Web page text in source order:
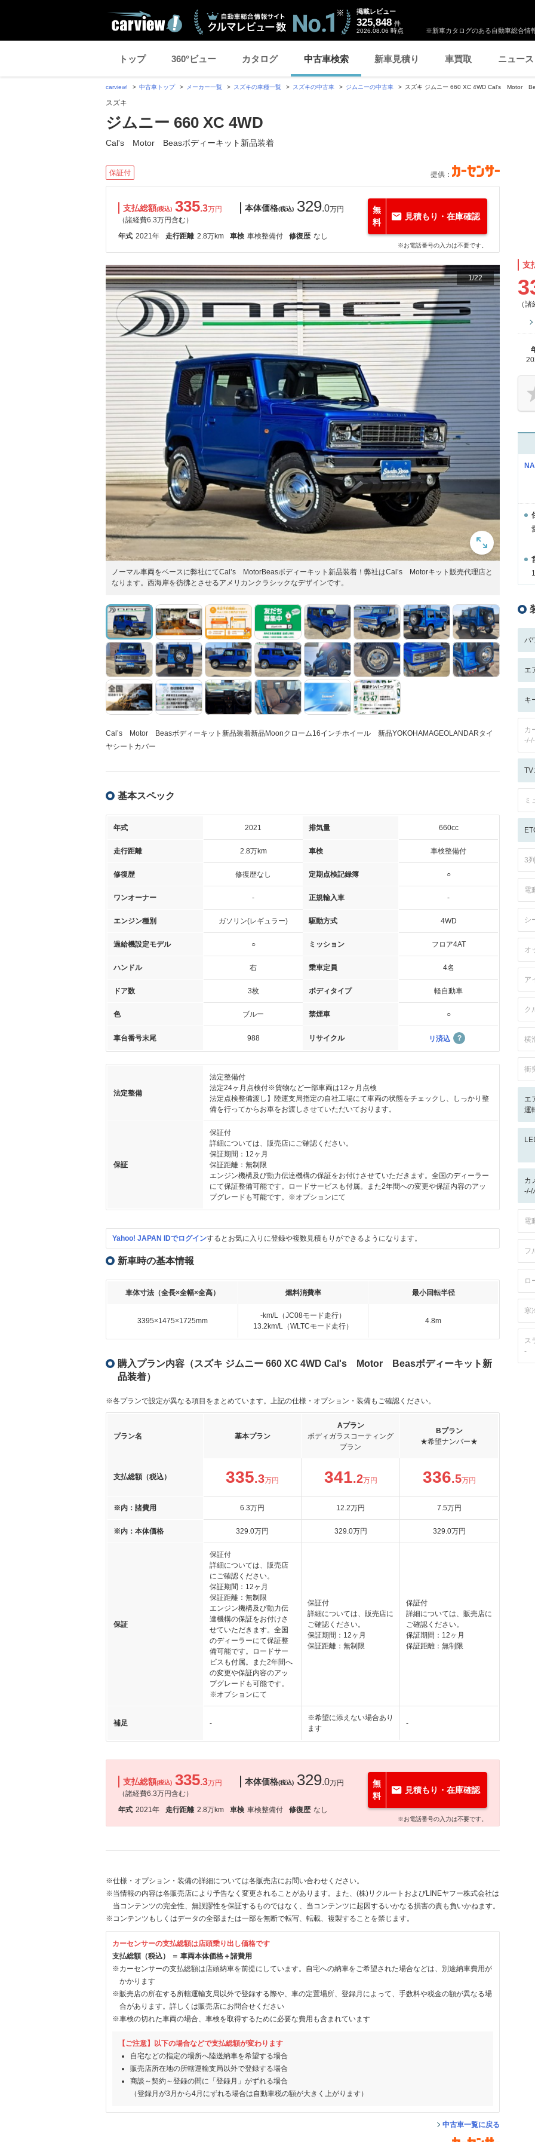
※新車カタログのある自動車総合情
掲載レビュー
325,848 件
2026.08.06 時点
トップ 360°ビュー カタログ 中古車検索 新車見積り 車買取 ニュース
carview! 中古車トップ メーカー一覧 スズキの車種一覧 スズキの中古車 ジムニーの中古車 スズキ ジムニー 660 XC 4WD Cal's Motor
スズキ
ジムニー 660 XC 4WD
Cal's Motor Beasボディーキット新品装着
保証付 提供：
支払総額(税込) 335.3万円
（諸経費6.3万円含む）
本体価格(税込) 329.0万円
年式 2021年 走行距離 2.8万km 車検 車検整備付 修復歴 なし
無
料
見積もり・在庫確認
※お電話番号の入力は不要です。
1/22
ノーマル車両をベースに弊社にてCal’s MotorBeasボディーキット新品装着！弊社はCal’s Motorキット販売代理店と
なります。西海岸を彷彿とさせるアメリカンクラシックなデザインです。
Cal’s Motor Beasボディーキット新品装着新品Moonクローム16インチホイール 新品YOKOHAMAGEOLANDARタイ
ヤシートカバー
基本スペック
年式 2021 排気量 660cc
走行距離 2.8万km 車検 車検整備付
修復歴 修復歴なし 定期点検記録簿 ○
ワンオーナー - 正規輸入車 -
エンジン種別 ガソリン(レギュラー) 駆動方式 4WD
過給機設定モデル ○ ミッション フロア4AT
ハンドル 右 乗車定員 4名
ドア数 3枚 ボディタイプ 軽自動車
色 ブルー 禁煙車 ○
車台番号末尾 988 リサイクル リ済込
法定整備
法定整備付
法定24ヶ月点検付※貨物など一部車両は12ヶ月点検
法定点検整備渡し】陸運支局指定の自社工場にて車両の状態をチェックし、しっかり整
備を行ってからお車をお渡しさせていただいております。
保証
保証付
詳細については、販売店にご確認ください。
保証期間：12ヶ月
保証距離：無制限
エンジン機構及び動力伝達機構の保証をお付けさせていただきます。全国のディーラー
にて保証整備可能です。ロードサービスも付属。また2年間への変更や保証内容のアッ
プグレードも可能です。※オプションにて
Yahoo! JAPAN IDでログインするとお気に入りに登録や複数見積もりができるようになります。
新車時の基本情報
車体寸法（全長×全幅×全高） 燃料消費率 最小回転半径
3395×1475×1725mm
-km/L（JC08モード走行）
13.2km/L（WLTCモード走行）
4.8m
購入プラン内容（スズキ ジムニー 660 XC 4WD Cal's Motor Beasボディーキット新
品装着）
※各プランで設定が異なる項目をまとめています。上記の仕様・オプション・装備もご確認ください。
プラン名 基本プラン
Aプラン
ボディガラスコーティング
プラン
Bプラン
★希望ナンバー★
支払総額（税込） 335.3万円 341.2万円 336.5万円
※内：諸費用 6.3万円 12.2万円 7.5万円
※内：本体価格 329.0万円 329.0万円 329.0万円
保証
保証付
詳細については、販売店
にご確認ください。
保証期間：12ヶ月
保証距離：無制限
エンジン機構及び動力伝
達機構の保証をお付けさ
せていただきます。全国
のディーラーにて保証整
備可能です。ロードサー
ビスも付属。また2年間へ
の変更や保証内容のアッ
プグレードも可能です。
※オプションにて
保証付
詳細については、販売店に
ご確認ください。
保証期間：12ヶ月
保証距離：無制限
保証付
詳細については、販売店に
ご確認ください。
保証期間：12ヶ月
保証距離：無制限
補足 -
※希望に添えない場合あり
ます
-
支払総額(税込) 335.3万円
（諸経費6.3万円含む）
本体価格(税込) 329.0万円
年式 2021年 走行距離 2.8万km 車検 車検整備付 修復歴 なし
無
料
見積もり・在庫確認
※お電話番号の入力は不要です。
※仕様・オプション・装備の詳細については各販売店にお問い合わせください。
※当情報の内容は各販売店により予告なく変更されることがあります。また、(株)リクルートおよびLINEヤフー株式会社は
当コンテンツの完全性、無誤謬性を保証するものではなく、当コンテンツに起因するいかなる損害の責も負いかねます。
※コンテンツもしくはデータの全部または一部を無断で転写、転載、複製することを禁じます。
カーセンサーの支払総額は店頭乗り出し価格です
支払総額（税込） ＝ 車両本体価格＋諸費用
※カーセンサーの支払総額は店頭納車を前提にしています。自宅への納車をご希望された場合などは、別途納車費用が
かかります
※販売店の所在する所轄運輸支局以外で登録する際や、車の定置場所、登録月によって、手数料や税金の額が異なる場
合があります。詳しくは販売店にお問合せください
※車検の切れた車両の場合、車検を取得するために必要な費用も含まれています
【ご注意】以下の場合などで支払総額が変わります
自宅などの指定の場所へ陸送納車を希望する場合
販売店所在地の所轄運輸支局以外で登録する場合
商談～契約～登録の間に「登録月」がずれる場合
（登録月が3月から4月にずれる場合は自動車税の額が大きく上がります）
中古車一覧に戻る
支
（
パ
エ
キ
カ
ミ
3
電
シ
オ
ア
ク
横
衝
エ
運
カ
-/-/
電
フ
ロ
寒
ス
-